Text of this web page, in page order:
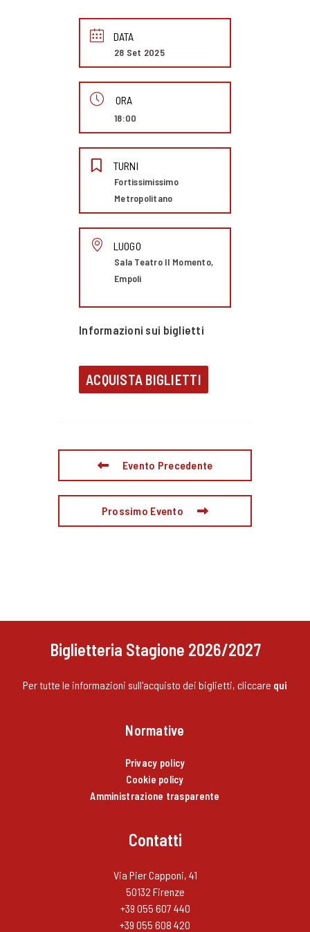
DATA
28 Set 2025
ORA
18:00
TURNI
Fortissimissimo
Metropolitano
LUOGO
Sala Teatro Il Momento,
Empoli
Informazioni sui biglietti
ACQUISTA BIGLIETTI
Evento Precedente
Prossimo Evento
Biglietteria Stagione 2026/2027
Per tutte le informazioni sull'acquisto dei biglietti, cliccare qui
Normative
Privacy policy
Cookie policy
Amministrazione trasparente
Contatti
Via Pier Capponi, 41
50132 Firenze
+39 055 607 440
+39 055 608 420